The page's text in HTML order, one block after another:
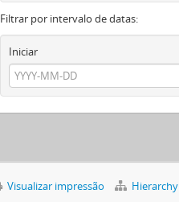
Filtrar por intervalo de datas:
Iniciar
Visualizar impressão Hierarchy